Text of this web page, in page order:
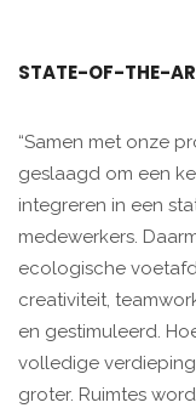
STATE-OF-THE-
“Samen met onze
geslaagd om een
integreren in een
medewerkers.
ecologische
creativiteit,
en gestimuleerd.
volledige
groter. Ruimtes